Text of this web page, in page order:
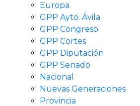
Europa
GPP Ayto. Ávila
GPP Congreso
GPP Cortes
GPP Diputación
GPP Senado
Nacional
Nuevas Generaciones
Provincia